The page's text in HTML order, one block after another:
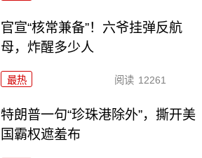
官宣“核常兼备”！六爷挂弹反航
母，炸醒多少人
最热 阅读 12261
特朗普一句“珍珠港除外”，撕开美
国霸权遮羞布